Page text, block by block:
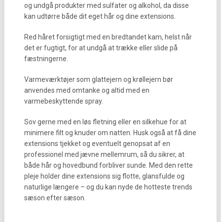
og undgå produkter med sulfater og alkohol, da disse
kan udtørre både dit eget hår og dine extensions.
Red håret forsigtigt med en bredtandet kam, helst når
det er fugtigt, for at undgå at trække eller slide på
fæstningerne.
Varmeværktøjer som glattejern og krøllejern bør
anvendes med omtanke og altid med en
varmebeskyttende spray.
Sov gerne med en løs fletning eller en silkehue for at
minimere filt og knuder om natten. Husk også at få dine
extensions tjekket og eventuelt genopsat af en
professionel med jævne mellemrum, så du sikrer, at
både hår og hovedbund forbliver sunde. Med den rette
pleje holder dine extensions sig flotte, glansfulde og
naturlige længere – og du kan nyde de hotteste trends
sæson efter sæson.